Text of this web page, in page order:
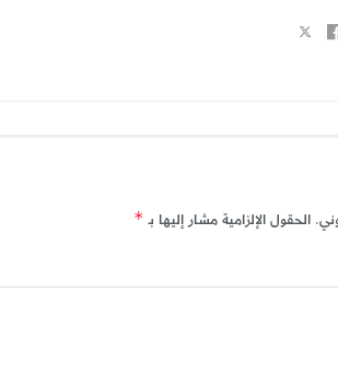
الحقول الإلزامية مشار إليها بـ *